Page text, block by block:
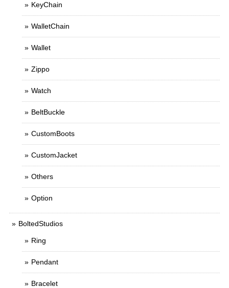
KeyChain
WalletChain
Wallet
Zippo
Watch
BeltBuckle
CustomBoots
CustomJacket
Others
Option
BoltedStudios
Ring
Pendant
Bracelet